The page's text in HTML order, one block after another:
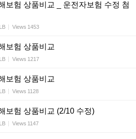
보험 상품비교 _ 운전자보험 수정 첨
Views 1453
보험 상품비교
Views 1217
보험 상품비교
Views 1128
보험 상품비교 (2/10 수정)
Views 1147